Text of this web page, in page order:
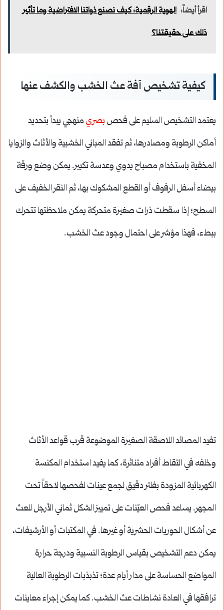
اقرأ أيضاً: الهوية الرقمية: كيف نصنع ذواتنا الافتراضية وما تأثير
ذلك على حقيقتنا؟
كيفية تشخيص آفة عث الخشب والكشف عنها
يعتمد التشخيص السليم على فحص بصري منهجي يبدأ بتحديد
أماكن الرطوبة ومصادرها، ثم تفقد المباني الخشبية والأثاث والزوايا
المخفية باستخدام مصباح يدوي وعدسة تكبير. يمكن وضع ورقة
بيضاء أسفل الرفوف أو القطع المشكوك بها، ثم النقر الخفيف على
السطح؛ إذا سقطت ذرات صغيرة متحركة يمكن ملاحظتها تتحرك
ببطء، فهذا مؤشر على احتمال وجود عث الخشب.
تفيد المصائد اللاصقة الصغيرة الموضوعة قرب قواعد الأثاث
وخلفه في التقاط أفراد متناثرة، كما يفيد استخدام المكنسة
الكهربائية المزودة بفلتر دقيق لجمع عينات لفحصها لاحقاً تحت
المجهر. يساعد فحص العيّنات على تمييز الشكل ثماني الأرجل للعث
عن أشكال الحوريات الحشرية أو غيرها. في المكتبات أو الأرشيفات،
يمكن دعم التشخيص بقياس الرطوبة النسبية ودرجة حرارة
المواضع الحساسة على مدار أيام عدة؛ تذبذبات الرطوبة العالية
ترافقها في العادة نشاطات عث الخشب. كما يمكن إجراء معاينات